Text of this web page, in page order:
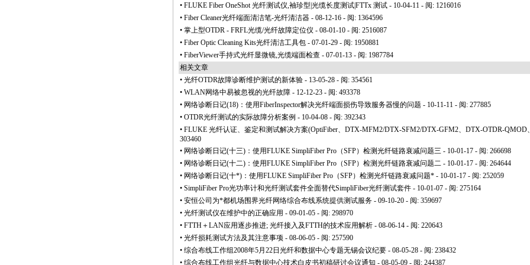
• FLUKE Fiber OneShot 光纤测试仪,袖珍型|光缆长度测试|FTTx 测试 - 10-04-11 - 阅: 1216016
• Fiber Cleaner光纤端面清洁笔-光纤清洁器 - 08-12-16 - 阅: 1364596
• 掌上型OTDR - FRFL光缆/光纤故障定位仪 - 08-01-10 - 阅: 2516087
• Fiber Optic Cleaning Kits光纤清洁工具包 - 07-01-29 - 阅: 1950881
• FiberViewer手持式光纤显微镜,光缆端面检查 - 07-01-13 - 阅: 1987784
相关文章
• 光纤OTDR故障诊断维护测试的新体验 - 13-05-28 - 阅: 354561
• WLAN网络中易被忽视的光纤故障 - 12-12-23 - 阅: 493378
• 网络诊断日记(18)：使用FiberInspector解决光纤端面损伤导致服务器慢的问题 - 10-11-11 - 阅: 277885
• OTDR光纤测试的实际故障分析案例 - 10-04-08 - 阅: 392343
• FLUKE 光纤认证、鉴定和测试解决方案(OptiFiber、DTX-MFM2/DTX-SFM2/DTX-GFM2、DTX-OTDR-QMOD
303460
• 网络诊断日记(十三)：使用FLUKE SimpliFiber Pro（SFP）检测光纤链路衰减问题三 - 10-01-17 - 阅: 266698
• 网络诊断日记(十二)：使用FLUKE SimpliFiber Pro（SFP）检测光纤链路衰减问题二 - 10-01-17 - 阅: 264644
• 网络诊断日记(十*)：使用FLUKE SimpliFiber Pro（SFP）检测光纤链路衰减问题* - 10-01-17 - 阅: 252059
• SimpliFiber Pro光功率计和光纤测试套件全面替代SimpliFiber光纤测试套件 - 10-01-07 - 阅: 275164
• 安恒公司为*都机场围界光纤网络综合布线系统提供测试服务 - 09-10-20 - 阅: 359697
• 光纤测试仪在维护中的正确应用 - 09-01-05 - 阅: 298970
• FTTH＋LAN应用逐步推进; 光纤接入及FTTH的技术应用解析 - 08-06-14 - 阅: 220643
• 光纤损耗测试方法及其注意事项 - 08-06-05 - 阅: 257590
• 综合布线工作组2008年5月22日光纤和数据中心专题无锡会议纪要 - 08-05-28 - 阅: 238432
• 综合布线工作组光纤与数据中心技术白皮书初稿研讨会议通知 - 08-05-09 - 阅: 244387